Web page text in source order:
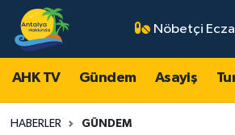
Nöbetçi
AHK TV Gündem Asayiş
HABERLER GÜNDEM
AHK TV
Gündem
Antalya Nöbetçi Eczaneler
Antalya Hava Durumu